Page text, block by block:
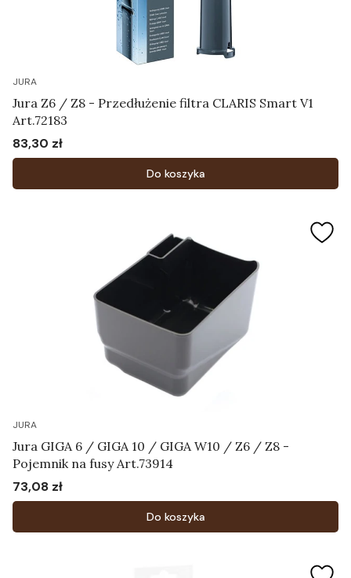
JURA
Jura Z6 / Z8 - Przedłużenie filtra CLARIS Smart V1
Art.72183
Cena
83,30 zł
Do koszyka
JURA
Jura GIGA 6 / GIGA 10 / GIGA W10 / Z6 / Z8 -
Pojemnik na fusy Art.73914
Cena
73,08 zł
Do koszyka